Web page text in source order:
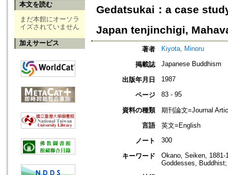
本文を読む
まだ本館にオーソラ
イズされていません
加えサービス
Gedatsukai：a case
Japan tenjinchigi,
著者 Kiyota, Minoru
掲載誌 Japanese Buddhism
出版年月日 1987
ページ 83 - 95
資料の種類
期刊論文=Journal
言語
英文=English
ノート
300
キーワード
Okano, Seiken,
Goddesses,